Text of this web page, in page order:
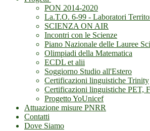
PON 2014-2020
La.T.O. 6-99 - Laboratori
SCIENZA ON AIR
Incontri con le Scienze
Piano Nazionale delle Lauree
Olimpiadi della Matematica
ECDL et alii
Soggiorno Studio all'Estero
Certificazioni linguistiche Trinity
Certificazioni linguistiche PET,
Progetto YoUnicef
Attuazione misure PNRR
Contatti
Dove Siamo